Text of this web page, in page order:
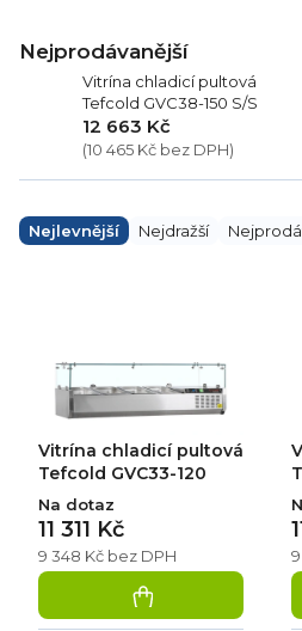
Nejprodávanější
Vitrína chladicí pultová
Tefcold GVC38-150 S/S
12 663 Kč
(10 465 Kč bez DPH)
a
z
Nejlevnější Nejdražší
Vitrína chladicí pultová
Tefcold GVC33-120
Na dotaz
9 348 Kč bez DPH
11 311 Kč